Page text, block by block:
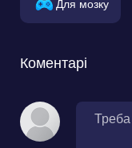
Для мозку
Коментарі
Треба